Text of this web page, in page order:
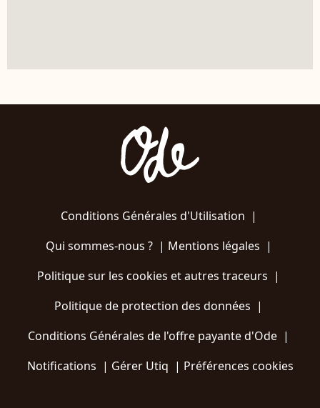
Conditions Générales d'Utilisation |
Qui sommes-nous ?| Mentions légales |
Politique sur les cookies et autres traceurs |
Politique de protection des données |
Conditions Générales de l'offre payante d'Ode |
Notifications | Gérer Utiq | Préférences cookies